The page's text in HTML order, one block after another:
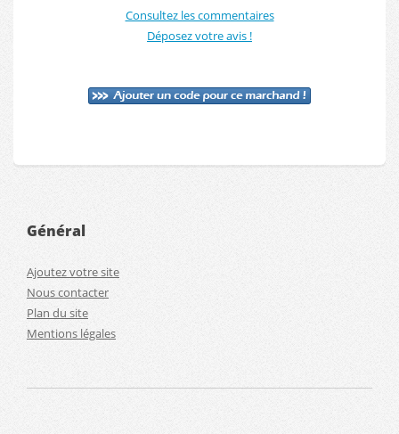
Consultez les commentaires
Déposez votre avis !
Général
Ajoutez votre site
Nous contacter
Plan du site
Mentions légales